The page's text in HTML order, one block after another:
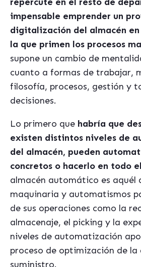
impensable emprender un
digitalización del almacén en
la que primen los procesos
supone un cambio de
cuanto a formas de trabajar,
filosofía, procesos, gestión y
decisiones.
Lo primero que habría que
existen distintos niveles de
del almacén, pueden
concretos o hacerlo en todo
almacén automático es aquél
maquinaria y automatismos
de sus operaciones como la
almacenaje, el picking y la
niveles de automatización
proceso de optimización de la
suministro.